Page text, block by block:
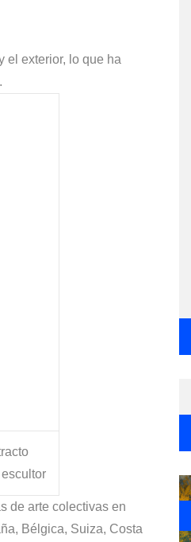
el exterior, lo que ha
de arte colectivas en
Bélgica, Suiza, Costa